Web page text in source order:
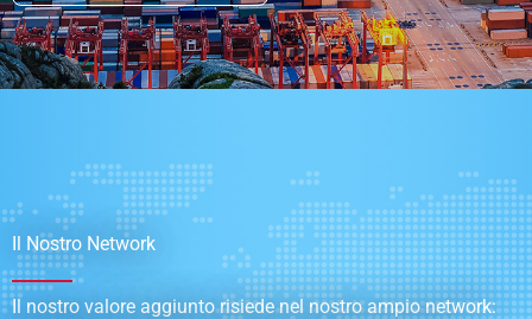
Il Nostro Network
Il nostro valore aggiunto risiede nel nostro ampio network: